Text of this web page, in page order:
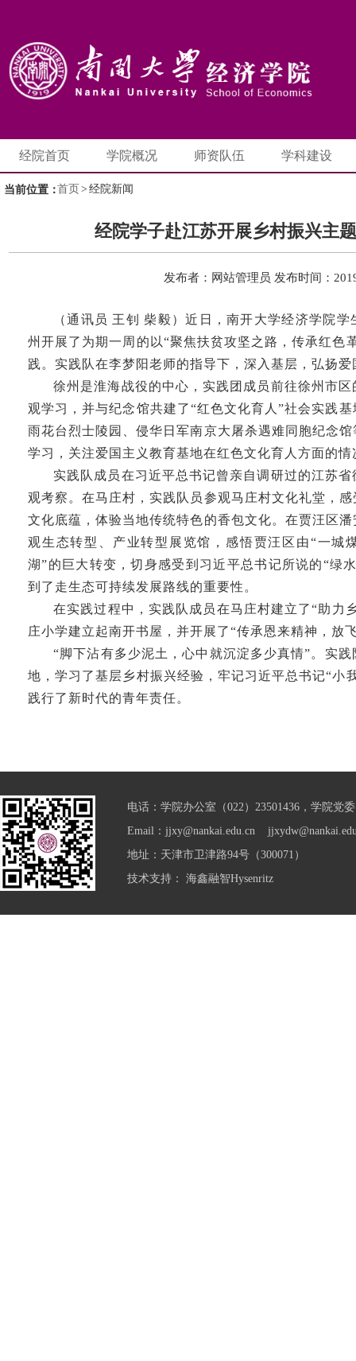
经院首页 学院概况 师资队伍 学科建设
当前位置：首页 > 经院新闻
经院学子赴江苏开展乡村振兴主
发布者：网站管理员 发布时间：
（通讯员 王钊 柴毅）近日，南开大学经济学院
州开展了为期一周的以“聚焦扶贫攻坚之路，传承红色
践。实践队在李梦阳老师的指导下，深入基层，弘扬
徐州是淮海战役的中心，实践团成员前往徐州市
观学习，并与纪念馆共建了“红色文化育人”社会实践
雨花台烈士陵园、侵华日军南京大屠杀遇难同胞纪念
学习，关注爱国主义教育基地在红色文化育人方面的
实践队成员在习近平总书记曾亲自调研过的江苏
观考察。在马庄村，实践队员参观马庄村文化礼堂，
文化底蕴，体验当地传统特色的香包文化。在贾汪区
观生态转型、产业转型展览馆，感悟贾汪区由“一城
湖”的巨大转变，切身感受到习近平总书记所说的“绿
到了走生态可持续发展路线的重要性。
在实践过程中，实践队成员在马庄村建立了“助力
庄小学建立起南开书屋，并开展了“传承恩来精神，放
“脚下沾有多少泥土，心中就沉淀多少真情”。实
地，学习了基层乡村振兴经验，牢记习近平总书记“小
践行了新时代的青年责任。
电话：学院办公室（022）23501436，学院党
Email：jjxy@nankai.edu.cn
地址：天津市卫津路94号（300071）
技术支持： 海鑫融智Hysenritz